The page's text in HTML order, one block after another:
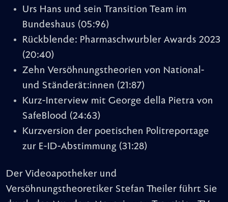
Urs Hans und sein Transition Team im
Bundeshaus (05:96)
Rückblende: Pharmaschwurbler Awards 2023
(20:40)
Zehn Versöhnungstheorien von National-
und Ständerät:innen (21:87)
Kurz-Interview mit George della Pietra von
SafeBlood (24:63)
Kurzversion der poetischen Politreportage
zur E-ID-Abstimmung (31:28)
Der Videoapotheker und
Versöhnungstheoretiker Stefan Theiler führt Sie